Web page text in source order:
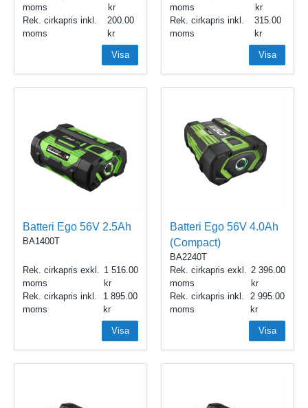
moms
Rek. cirkapris inkl.
moms
200.00
Visa
moms
Rek. cirkapris inkl.
moms
315.00
Visa
Batteri Ego 56V 2.5Ah
BA1400T
Rek. cirkapris exkl.
moms
1 516.00
Rek. cirkapris inkl.
moms
1 895.00
Visa
Batteri Ego 56V 4.0Ah
(Compact)
BA2240T
Rek. cirkapris exkl.
moms
2 396.00
Rek. cirkapris inkl.
moms
2 995.00
Visa